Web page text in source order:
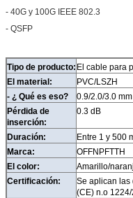
- 40G y 100G IEEE 802.3
- QSFP
Tipo de producto: El cable para
El material:
PVC/LSZH
- ¿ Qué es eso?
0.9/2.0/3.0 mm
Pérdida de
inserción:
0.3 dB
Duración:
Entre 1 y 500
Marca:
OFFNPFTTH
El color:
Amarillo/
Certificación:
Se aplican las
(CE) n.o